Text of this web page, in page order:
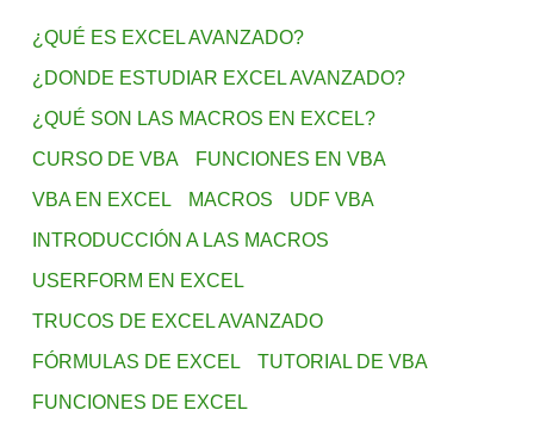
¿QUÉ ES EXCEL AVANZADO?
¿DONDE ESTUDIAR EXCEL AVANZADO?
¿QUÉ SON LAS MACROS EN EXCEL?
CURSO DE VBA
FUNCIONES EN VBA
VBA EN EXCEL
MACROS
UDF VBA
INTRODUCCIÓN A LAS MACROS
USERFORM EN EXCEL
TRUCOS DE EXCEL AVANZADO
FÓRMULAS DE EXCEL
TUTORIAL DE VBA
FUNCIONES DE EXCEL